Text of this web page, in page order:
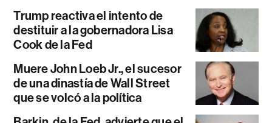
Trump reactiva el intento de
destituir a la gobernadora Lisa
Cook de la Fed
Muere John Loeb Jr., el sucesor
de una dinastía de Wall Street
que se volcó a la política